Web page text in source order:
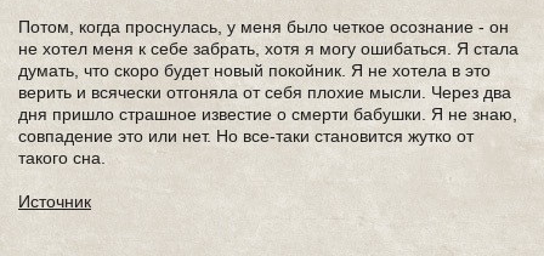
Потом, когда проснулась, у меня было четкое осознание - он
не хотел меня к себе забрать, хотя я могу ошибаться. Я стала
думать, что скоро будет новый покойник. Я не хотела в это
верить и всячески отгоняла от себя плохие мысли. Через два
дня пришло страшное известие о смерти бабушки. Я не знаю,
совпадение это или нет. Но все-таки становится жутко от
такого сна.
Источник